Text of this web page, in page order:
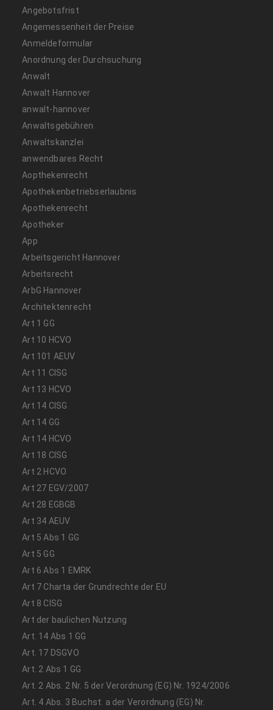
Angebotsfrist
Angemessenheit der Preise
Anmeldeformular
Anordnung der Durchsuchung
Anwalt
Anwalt Hannover
anwalt-hannover
Anwaltsgebühren
Anwaltskanzlei
anwendbares Recht
Aopthekenrecht
Apothekenbetriebserlaubnis
Apothekenrecht
Apotheker
App
Arbeitsgericht Hannover
Arbeitsrecht
ArbG Hannover
Architektenrecht
Art 1 GG
Art 10 HCVO
Art 101 AEUV
Art 11 CISG
Art 13 HCVO
Art 14 CISG
Art 14 GG
Art 14 HCVO
Art 18 CISG
Art 2 HCVO
Art 27 EGV/2007
Art 28 EGBGB
Art 34 AEUV
Art 5 Abs 1 GG
Art 5 GG
Art 6 Abs 1 EMRK
Art 7 Charta der Grundrechte der EU
Art 8 CISG
Art der baulichen Nutzung
Art. 14 Abs 1 GG
Art. 17 DSGVO
Art. 2 Abs 1 GG
Art. 2 Abs. 2 Nr. 5 der Verordnung (EG) Nr. 1924/2006
Art. 4 Abs. 3 Buchst. a der Verordnung (EG) Nr.